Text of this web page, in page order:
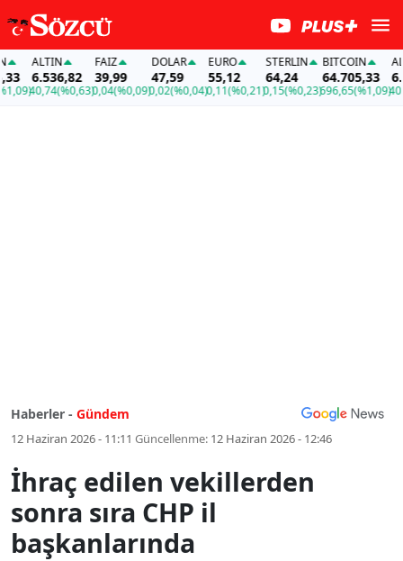
ALTIN
6.536,82
40,74(%0,63)
FAİZ
39,99
0,04(%0,09)
DOLAR
47,59
0,02(%0,04)
EURO
55,12
0,11(%0,21)
STERLIN
64,24
0,15(%0,23)
BITCOIN
64.705,33
696,65(%1,09)40,74
Haberler - Gündem
12 Haziran 2026 - 11:11 Güncellenme: 12 Haziran 2026 - 12:46
İhraç edilen vekillerden
sonra sıra CHP il
başkanlarında